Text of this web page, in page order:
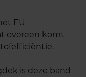
EU
overeen komt
is deze band